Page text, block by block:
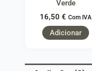
Verde
16,50 € Com IVA
Adicionar